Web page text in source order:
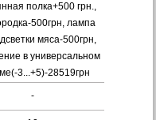
полка+500 грн.,
500грн, лампа
мяса-500грн,
в универсальном
3...+5)-28519грн
-